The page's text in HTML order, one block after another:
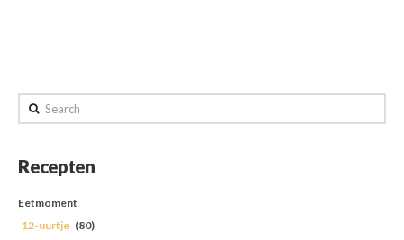
Search
Recepten
Eetmoment
12-uurtje (80)